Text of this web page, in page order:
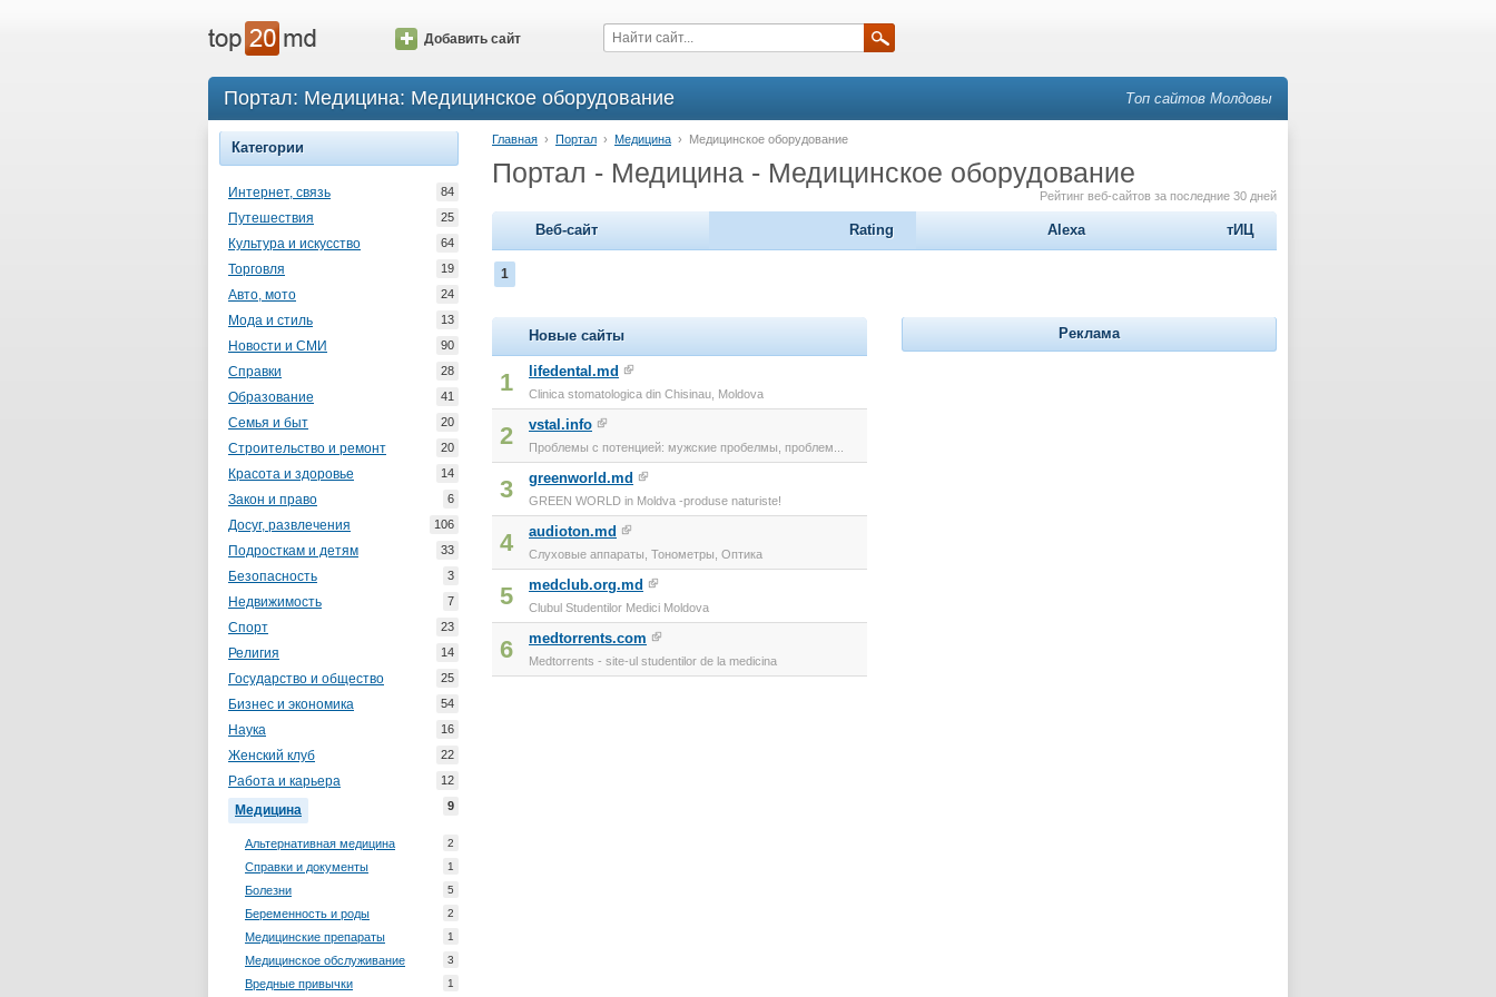
Добавить сайт
Портал: Медицина: Медицинское оборудование Топ сайтов Молдовы
Категории
Интернет, связь 84
Путешествия 25
Культура и искусство 64
Торговля 19
Авто, мото 24
Мода и стиль 13
Новости и СМИ 90
Справки 28
Образование 41
Семья и быт 20
Строительство и ремонт 20
Красота и здоровье 14
Закон и право 6
Досуг, развлечения 106
Подросткам и детям 33
Безопасность 3
Недвижимость 7
Спорт 23
Религия 14
Государство и общество 25
Бизнес и экономика 54
Наука 16
Женский клуб 22
Работа и карьера 12
Медицина 9
Альтернативная медицина 2
Справки и документы 1
Болезни 5
Беременность и роды 2
Медицинские препараты 1
Медицинское обслуживание 3
Вредные привычки 1
Главная › Портал › Медицина › Медицинское оборудование
Портал - Медицина - Медицинское оборудование
Рейтинг веб-сайтов за последние 30 дней
Веб-сайт Rating Alexa тИЦ
1
Новые сайты
1 lifedental.md
Clinica stomatologica din Chisinau, Moldova
2 vstal.info
Проблемы с потенцией: мужские пробелмы, проблем...
3 greenworld.md
GREEN WORLD in Moldva -produse naturiste!
4 audioton.md
Слуховые аппараты, Тонометры, Оптика
5 medclub.org.md
Clubul Studentilor Medici Moldova
6 medtorrents.com
Medtorrents - site-ul studentilor de la medicina
Реклама